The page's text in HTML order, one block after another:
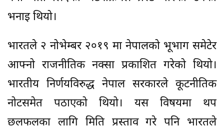
भनाइ थियो।
भारतले २ नोभेम्बर २०१९ मा नेपालको भूभाग समेटेर
आफ्नो राजनीतिक नक्सा प्रकाशित गरेको थियो।
भारतीय निर्णयविरुद्ध नेपाल सरकारले कूटनीतिक
नोटसमेत पठाएको थियो। यस विषयमा थप
छलफलका लागि मिति प्रस्ताव गरे पनि भारतले